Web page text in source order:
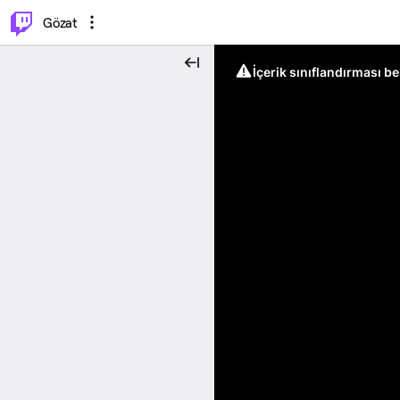
Gözat
İçerik sınıflandırması